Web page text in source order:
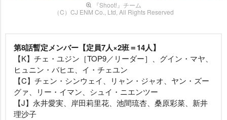
『Shoot!』チーム
（C）CJ ENM Co., Ltd, All Rights Reserved
第8話暫定メンバー【定員7人×2班＝14人】
【K】チェ・ユジン［TOP9／リーダー］、グイン・マヤ、
ヒュニン・バヒエ、イ・チェユン
【C】チェン・シンウェイ、リャン・ジャオ、ヤン・ズー
グァ、リー・イマン、シュイ・ニエンツー
【J】永井愛実、岸田莉里花、池間琉杏、桑原彩菜、新井
理沙子